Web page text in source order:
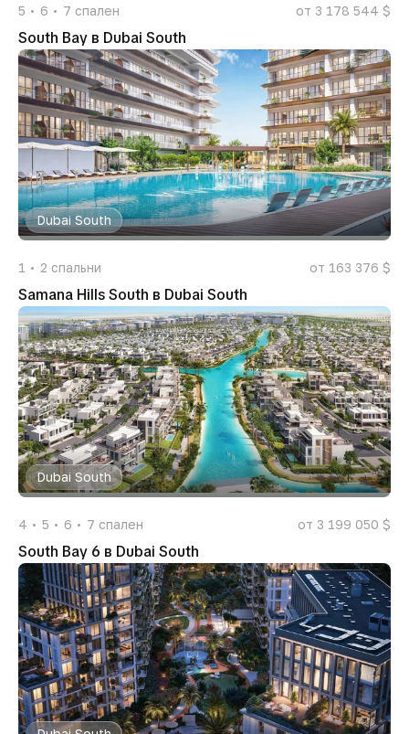
5 6 7 спален от 3 178 544 $
South Bay в Dubai South
Dubai South
1 2 спальни от 163 376 $
Samana Hills South в Dubai South
Dubai South
4 5 6 7 спален от 3 199 050 $
South Bay 6 в Dubai South